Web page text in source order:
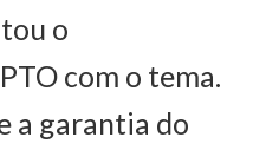
o
com o tema.
a garantia do